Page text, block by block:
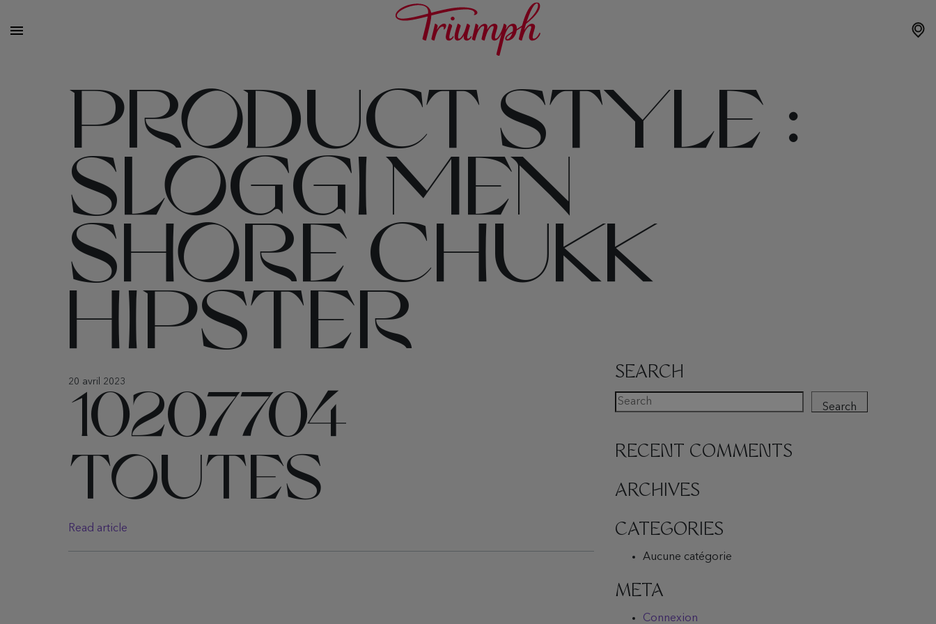
PRODUCT STYLE :
SLOGGI MEN
SHORE CHUKK
HIPSTER
20 avril 2023
10207704
TOUTES
Read article
SEARCH
Search
RECENT COMMENTS
ARCHIVES
CATEGORIES
Aucune catégorie
META
Connexion